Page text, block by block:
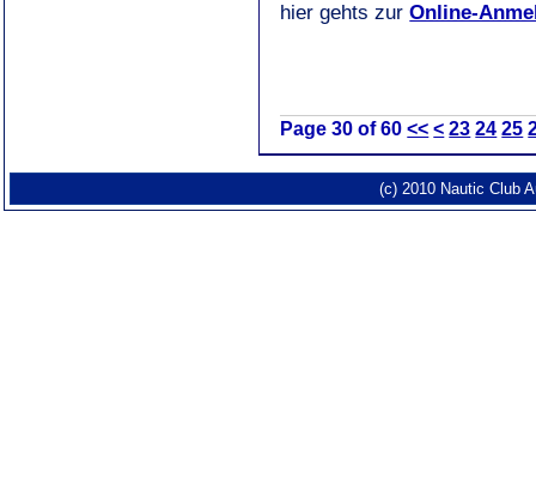
hier gehts zurOnline-
Page 30 of 60 << < 23 24 25
(c) 2010 Nautic Club